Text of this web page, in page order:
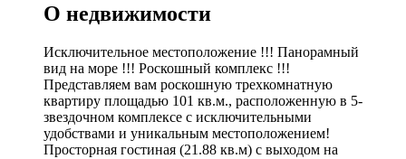
О недвижимости
Исключительное местоположение !!! Панорамный
вид на море !!! Роскошный комплекс !!!
Представляем вам роскошную трехкомнатную
квартиру площадью 101 кв.м., расположенную в 5-
звездочном комплексе с исключительными
удобствами и уникальным местоположением!
Просторная гостиная (21.88 кв.м) с выходом на